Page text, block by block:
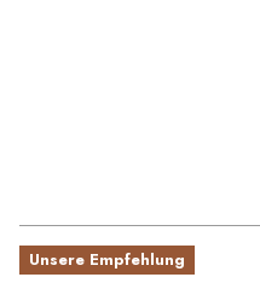
Unsere Empfehlung